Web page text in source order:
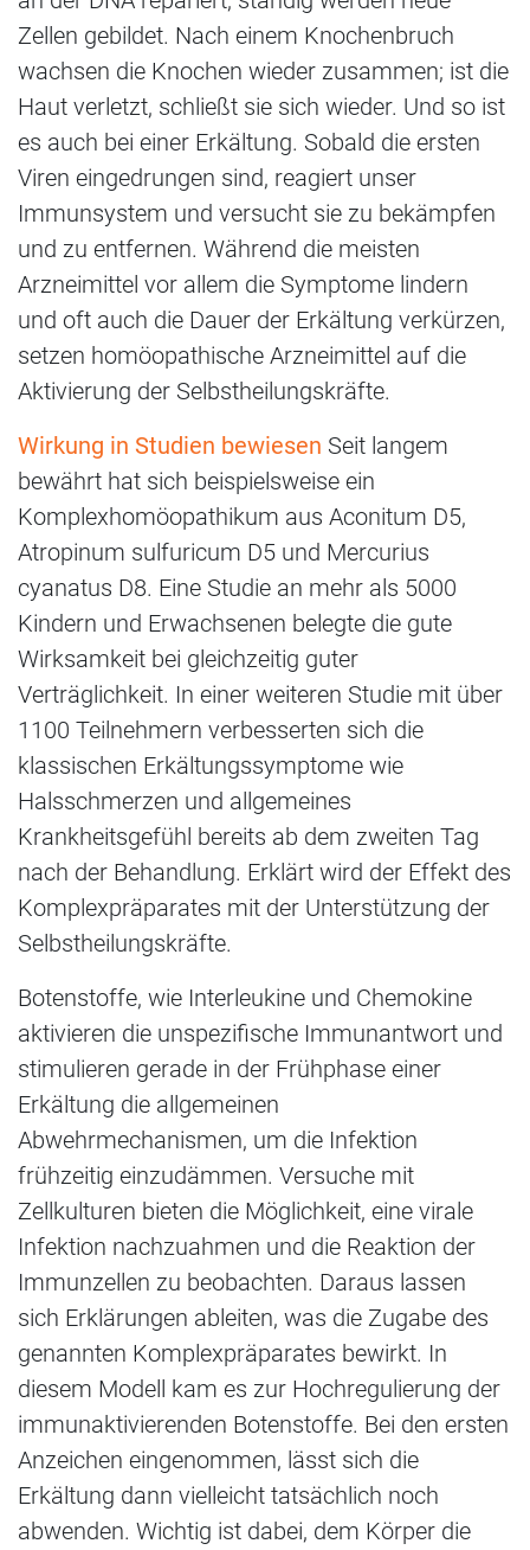
Zellen gebildet. Nach einem Knochenbruch
wachsen die Knochen wieder zusammen; ist die
Haut verletzt, schließt sie sich wieder. Und so ist
es auch bei einer Erkältung. Sobald die ersten
Viren eingedrungen sind, reagiert unser
Immunsystem und versucht sie zu bekämpfen
und zu entfernen. Während die meisten
Arzneimittel vor allem die Symptome lindern
und oft auch die Dauer der Erkältung verkürzen,
setzen homöopathische Arzneimittel auf die
Aktivierung der Selbstheilungskräfte.
Wirkung in Studien bewiesen Seit langem
bewährt hat sich beispielsweise ein
Komplexhomöopathikum aus Aconitum D5,
Atropinum sulfuricum D5 und Mercurius
cyanatus D8. Eine Studie an mehr als 5000
Kindern und Erwachsenen belegte die gute
Wirksamkeit bei gleichzeitig guter
Verträglichkeit. In einer weiteren Studie mit über
1100 Teilnehmern verbesserten sich die
klassischen Erkältungssymptome wie
Halsschmerzen und allgemeines
Krankheitsgefühl bereits ab dem zweiten Tag
nach der Behandlung. Erklärt wird der Effekt des
Komplexpräparates mit der Unterstützung der
Selbstheilungskräfte.
Botenstoffe, wie Interleukine und Chemokine
aktivieren die unspezifische Immunantwort und
stimulieren gerade in der Frühphase einer
Erkältung die allgemeinen
Abwehrmechanismen, um die Infektion
frühzeitig einzudämmen. Versuche mit
Zellkulturen bieten die Möglichkeit, eine virale
Infektion nachzuahmen und die Reaktion der
Immunzellen zu beobachten. Daraus lassen
sich Erklärungen ableiten, was die Zugabe des
genannten Komplexpräparates bewirkt. In
diesem Modell kam es zur Hochregulierung der
immunaktivierenden Botenstoffe. Bei den ersten
Anzeichen eingenommen, lässt sich die
Erkältung dann vielleicht tatsächlich noch
abwenden. Wichtig ist dabei, dem Körper die